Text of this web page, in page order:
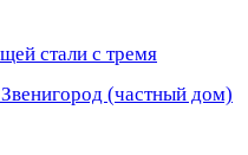
стали с тремя
(частный дом)